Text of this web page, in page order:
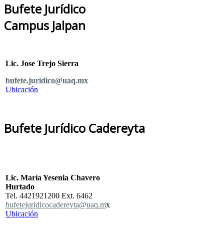
Bufete Jurídico
Campus Jalpan
Lic. Jose Trejo Sierra
bufete.juridico@uaq.mx
Ubicación
Bufete Jurídico Cadereyta
Lic. María Yesenia Chavero
Hurtado
Tel. 4421921200 Ext. 6462
bufetejuridicocadereyta@uaq.mx
Ubicación